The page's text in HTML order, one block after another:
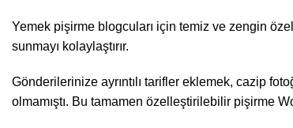
Yemek pişirme blogcuları için temiz ve zengin
sunmayı kolaylaştırır.
Gönderilerinize ayrıntılı tarifler eklemek, cazip
olmamıştı. Bu tamamen özelleştirilebilir pişirme